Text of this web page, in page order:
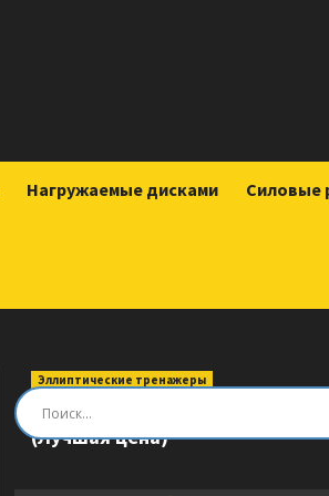
Нагружаемые дисками Силовые
Эллиптические тренажеры
Эллиптический тренажер DFC
(Лучшая цена)